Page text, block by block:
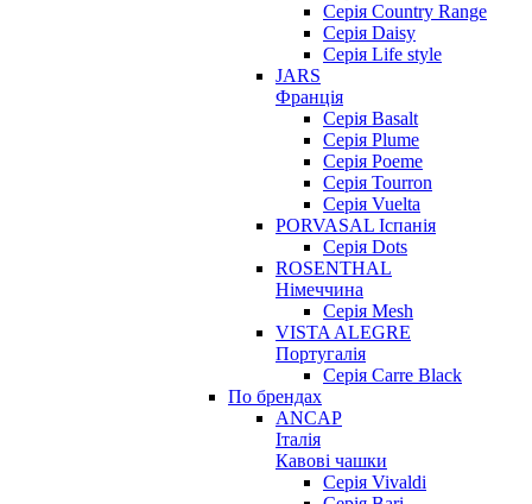
Серія Country Range
Серія Daisy
Серія Life style
JARS
Франція
Серія Basalt
Серія Plume
Серія Poeme
Серія Tourron
Серія Vuelta
PORVASAL Іспанія
Серія Dots
ROSENTHAL
Німеччина
Серія Mesh
VISTA ALEGRE
Португалія
Серія Carre Black
По брендах
ANCAP
Італія
Кавові чашки
Cерія Vivaldi